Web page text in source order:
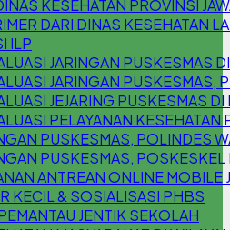
KESEHATAN PROVINSI
DARI DINAS KESEHATAN
ILP
JARINGAN PUSKESMAS
JARINGAN PUSKESMAS,
JEJARING PUSKESMAS
PELAYANAN KESEHATAN
PUSKESMAS, POLINDES
PUSKESMAS,
ANTREAN ONLINE MOBILE
KECIL & SOSIALISASI PHBS
JENTIK SEKOLAH